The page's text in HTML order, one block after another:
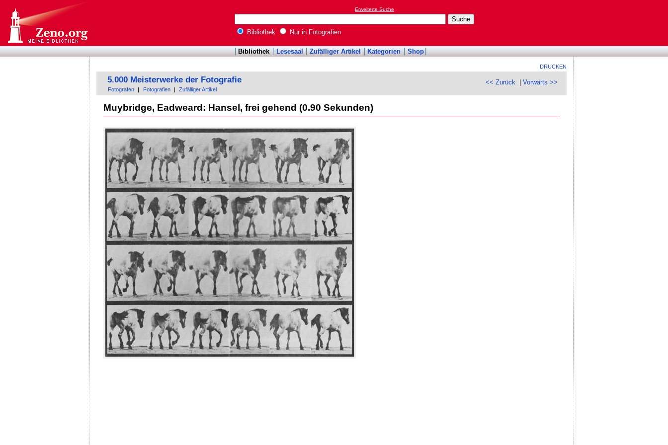
Erweiterte Suche
Bibliothek Nur in Fotografien
Bibliothek Lesesaal Zufälliger Artikel Kategorien Shop
DRUCKEN
<< Zurück |Vorwärts >>
5.000 Meisterwerke der Fotografie
Fotografen Fotografien Zufälliger Artikel
Muybridge, Eadweard: Hansel, frei gehend (0.90 Sekunden)